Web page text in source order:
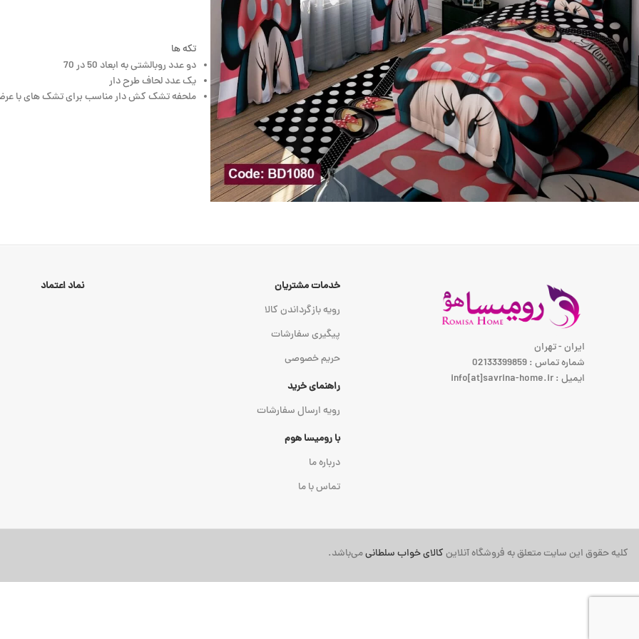
تکه ها
دو عدد روبالشتی به ابعاد 50 در 70
یک عدد لحاف طرح دار
ملحفه تشک کش دار مناسب برای تشک های با عرض 90 تا 120 به انتخاب
ایران - تهران
شماره تماس : 02133399859
ایمیل : info[at]savrina-home.ir
خدمات مشتریان
رویه بازگرداندن کالا
پیگیری سفارشات
حریم خصوصی
راهنمای خرید
رویه ارسال سفارشات
با رومیسا هوم
درباره ما
تماس با ما
نماد اعتماد
کلیه حقوق این سایت متعلق به فروشگاه آنلاینکالای خواب سلطانیمی‌باشد.